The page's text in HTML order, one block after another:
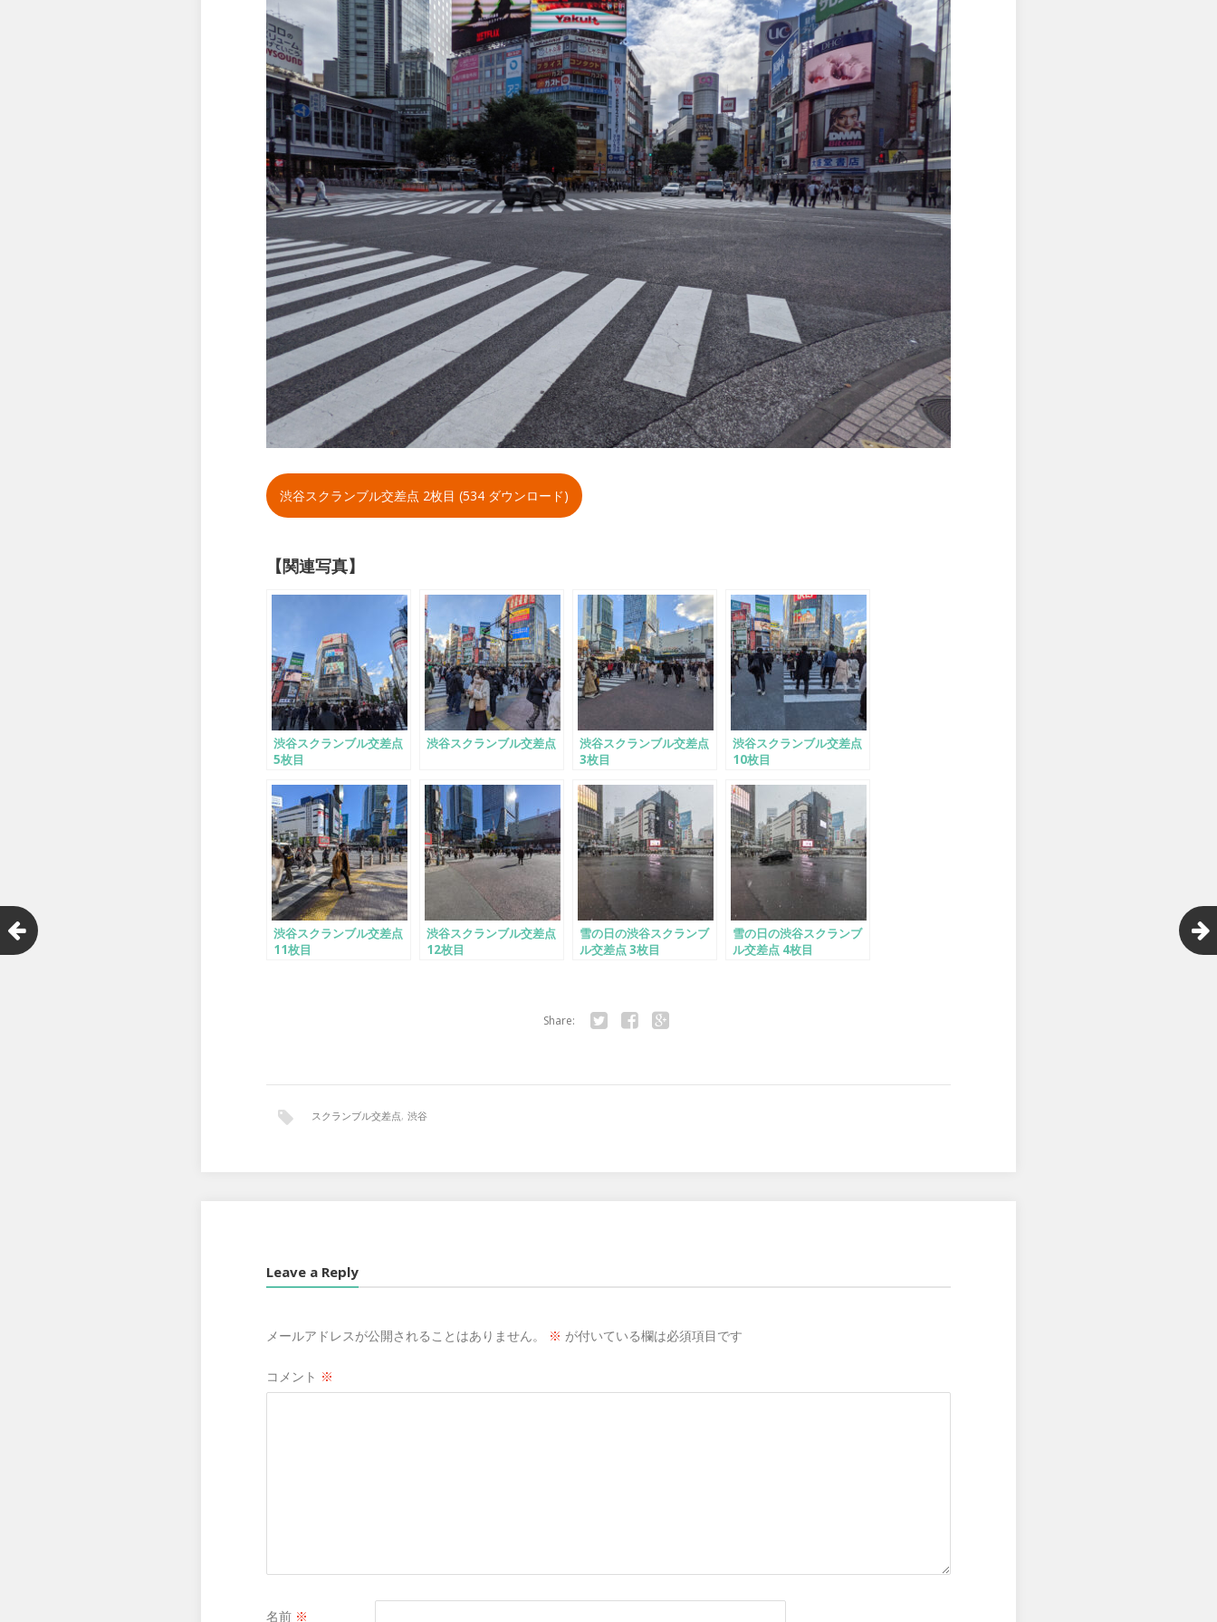
渋谷スクランブル交差点 2枚目 (534 ダウンロード)
【関連写真】
渋谷スクランブル交差点
5枚目
渋谷スクランブル交差点
渋谷スクランブル交差点
3枚目
渋谷スクランブル交差点
10枚目
渋谷スクランブル交差点
11枚目
渋谷スクランブル交差点
12枚目
雪の日の渋谷スクランブ
ル交差点 3枚目
雪の日の渋谷スクランブ
ル交差点 4枚目
Share:
スクランブル交差点, 渋谷
Leave a Reply
メールアドレスが公開されることはありません。 ※ が付いている欄は必須項目です
コメント ※
名前 ※